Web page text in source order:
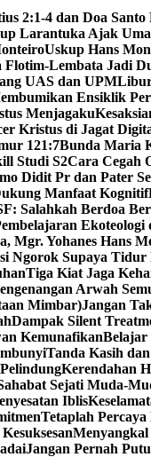
2:1-4 dan Doa Santo
Larantuka Ajak
Uskup Hans
Lembata Jadi
UAS dan UPM
Ensiklik
Menjagaku
Kristus di Jagat
121:7Bunda Maria
Studi S2Cara Cegah
Didit Pr dan Pater
Manfaat Kognitif
Salahkah Berdoa
Ekoteologi
Mgr. Yohanes Hans
Ngorok Supaya Tidur
Tiga Kiat Jaga
Arwah
Mimbar)Jangan
Dampak Silent
KemunafikanBelajar
Tanda Kasih
Kerendahan
Sejati Muda-
Iblis
Tetaplah
Jangan Pernah